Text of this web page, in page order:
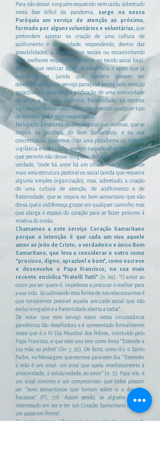
Para não deixar ninguém esquecido nem caído, sobretudo
nesta fase difícil da pandemia, surge na nossa
Paróquia um serviço de atenção ao próximo,
formado por alguns voluntários e voluntárias,que
pretendem apostar na criação de uma cultura de
acolhimento e de caridade, respondendo, dentro das
possibilidades, a emergências sociais ou encaminhando
para melhores respostas existentes no tecidosocial local.
Mais do que realizar ações de assistência e apoio que já
outros fazem (ainda que também possam ser
desenvolvidas), este serviço paroquial prima pela atenção
proactiva, cooperando na edificação de uma comunidade
de amor e de uma autêntica fraternidade, na estreita
ligação com outras instituições que prestam qualquer tipo
de assistência aos mais necessitados.
Na ligação à temática do ano pastoral que vivemos, que se
inspira na parábola do Bom Samaritano, e na sua
concretização, queremos criar uma plataforma ou rede de
vigilância e de cuidado, assente naquele olhar compassivo
que permite não deixar ninguém de lado ou para trás. Na
verdade, “onde há amor há um olhar”. Não se pretende
mais uma estrutura pastoral ou social (ainda que requeira
alguma simples organização), mas, sobretudo, a criação
de uma cultura de atenção, de acolhimento e de
fraternidade, que se inspira no bom samaritano que não
deixa que a indiferença grasse em qualquer caminho, mas
que alarga o espaço do coração para se fazer próximo à
miséria do irmão.
Chamamos a este serviço Coração Samaritano
porque a intenção é que cada um viva aquele
amor ao jeito de Cristo, o verdadeiro e único Bom
Samaritano, que leva a considerar o outro como
“precioso, digno, aprazível e bom”, como escreve
e desenvolve o Papa Francisco, na sua mais
recente encíclica “Fratelli Tutti” (n. 94): “O amor ao
outro por ser quem é, impelenos a procurar o melhor para
a sua vida. Só cultivando esta forma de nos relacionarmos é
que tornaremos possível aquela amizade social que não
exclui ninguém e a fraternidade aberta a todos”.
De notar que este serviço nasce nesta circunstância
pandémica tão desafiadora e é apresentado formalmente
neste que é o IV Dia Mundial dos Pobres, instituído pelo
Papa Francisco, e que este ano tem como lema “Estende a
tua mão ao pobre” (Sir 7, 32). De facto, como diz o Santo
Padre, na Mensagem que escreve para este dia: “Estender
a mão é um sinal: um sinal que apela imediatamente à
proximidade, à solidariedade, ao amor” (n. 5). Para nós, é
um sinal concreto e um compromisso: que todos possam
ser “bons samaritanos que tomam sobre si a dor dos
fracassos” (FT, 77). Assim sendo, se alguém estiver
interessado em ser e ter um Coração Samaritano que “dê
um passo em frente”.
Ao mesmo tempo, informamos que se alguém precisar de